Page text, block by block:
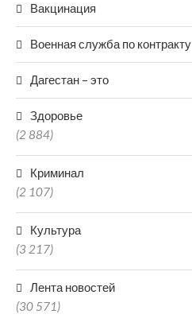
Вакцинация
Военная служба по контракту
Дагестан – это
Здоровье
(2 884)
Криминал
(2 107)
Культура
(3 217)
Лента новостей
(30 571)